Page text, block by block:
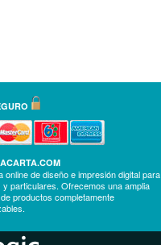
online de diseño e impresión digital para
particulares. Ofrecemos una amplia
productos completamente